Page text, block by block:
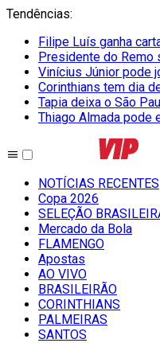
Tendências:
Filipe Luís ganha
Presidente do Remo
Vinícius Júnior pode
Corinthians tem dia
Tapia deixa o São
Thiago Almada pode
NOTÍCIAS RECENTES
Copa 2026
SELEÇÃO
Mercado da Bola
FLAMENGO
Apostas
AO VIVO
BRASILEIRÃO
CORINTHIANS
PALMEIRAS
SANTOS